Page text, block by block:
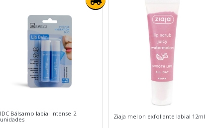
IDC Bálsamo labial Intense 2
unidades
Ziaja melon exfoliante labial 12ml